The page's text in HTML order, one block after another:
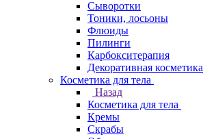
Сыворотки
Тоники, лосьоны
Флюиды
Пилинги
Карбокситерапия
Декоративная косметика
Косметика для тела
Назад
Косметика для тела
Кремы
Скрабы